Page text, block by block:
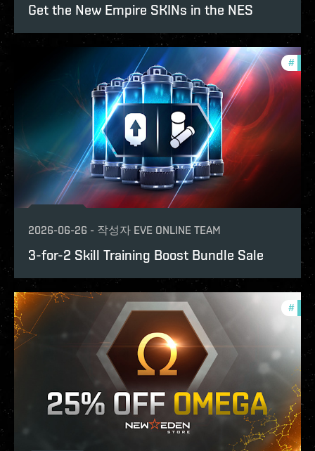
Get the New Empire SKINs in the NES
#
2026-06-26 - 작성자 EVE ONLINE TEAM
3-for-2 Skill Training Boost Bundle Sale
#